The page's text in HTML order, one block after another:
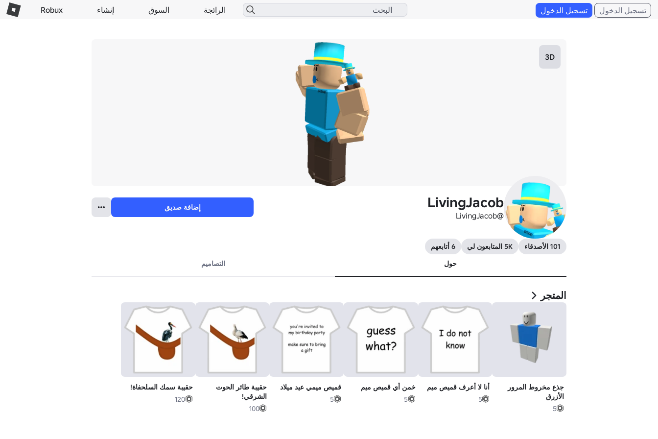
الرائجة السوق إنشاء Robux تسجيل الدخول تسجيل الدخول
3D
LivingJacob
@LivingJacob
إضافة صديق
101 الأصدقاء 5K المتابعون لي
6 أتابعهم
حول
التصاميم
المتجر
جذع مخروط المرور
الأزرق
5
أنا لا أعرف قميص ميم
5
خمن أي قميص ميم
5
قميص ميمي عيد ميلاد
5
حقيبة طائر الحوت
الشرقي!
100
حقيبة سمك السلحفاة!
120